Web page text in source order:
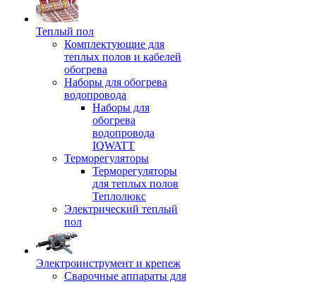
Теплый пол
Комплектующие для
теплых полов и кабелей
обогрева
Наборы для обогрева
водопровода
Наборы для
обогрева
водопровода
IQWATT
Терморегуляторы
Терморегуляторы
для теплых полов
Теплолюкс
Электрический теплый
пол
Электроинструмент и крепеж
Сварочные аппараты для